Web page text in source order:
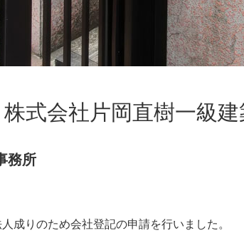
式会社片岡直樹一級
務所
りのため会社登記の申請を行いました。